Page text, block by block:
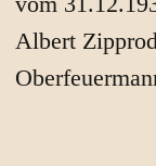
Albert